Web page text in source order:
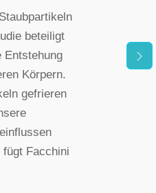
beteiligt
Entstehung
Körpern.
gefrieren
Facchini